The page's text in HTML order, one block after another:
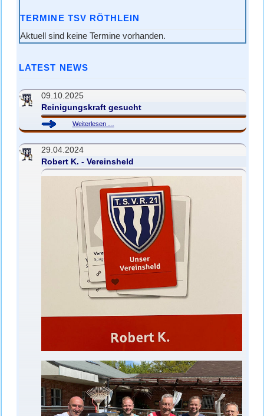
TERMINE TSV RÖTHLEIN
Aktuell sind keine Termine vorhanden.
LATEST NEWS
09.10.2025
Reinigungskraft gesucht
Weiterlesen …
gesucht
29.04.2024
Robert K. - Vereinsheld